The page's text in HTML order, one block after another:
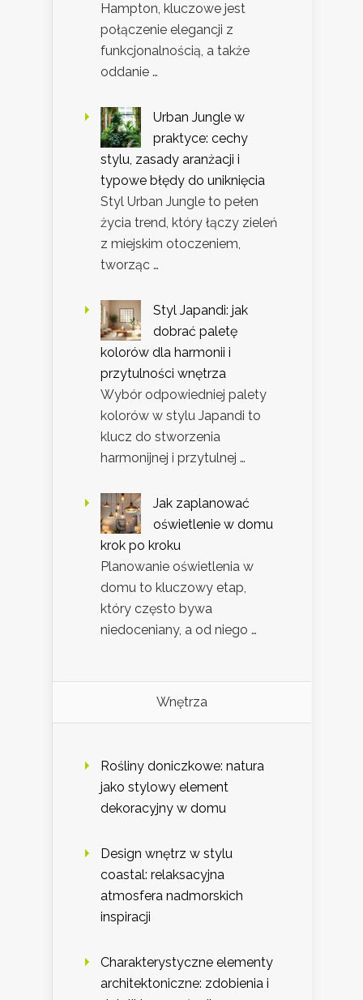
Hampton, kluczowe jest
połączenie elegancji z
funkcjonalnością, a także
oddanie …
Urban Jungle w
praktyce: cechy
stylu, zasady aranżacji i
typowe błędy do uniknięcia
Styl Urban Jungle to pełen
życia trend, który łączy zieleń
z miejskim otoczeniem,
tworząc …
Styl Japandi: jak
dobrać paletę
kolorów dla harmonii i
przytulności wnętrza
Wybór odpowiedniej palety
kolorów w stylu Japandi to
klucz do stworzenia
harmonijnej i przytulnej …
Jak zaplanować
oświetlenie w domu
krok po kroku
Planowanie oświetlenia w
domu to kluczowy etap,
który często bywa
niedoceniany, a od niego …
Wnętrza
Rośliny doniczkowe: natura
jako stylowy element
dekoracyjny w domu
Design wnętrz w stylu
coastal: relaksacyjna
atmosfera nadmorskich
inspiracji
Charakterystyczne elementy
architektoniczne: zdobienia i